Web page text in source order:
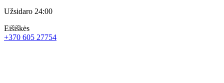
Užsidaro 24:00
Eišiškės
+370 605 27754